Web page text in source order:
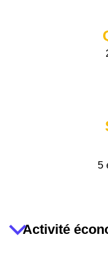
5
Activité